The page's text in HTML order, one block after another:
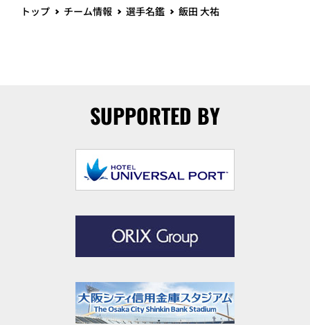
トップ チーム情報 選手名鑑 飯田 大祐
SUPPORTED BY